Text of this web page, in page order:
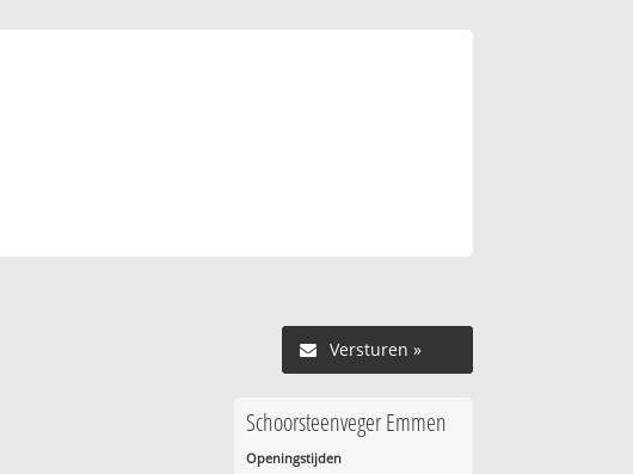
Versturen »
Schoorsteenveger Emmen
Openingstijden